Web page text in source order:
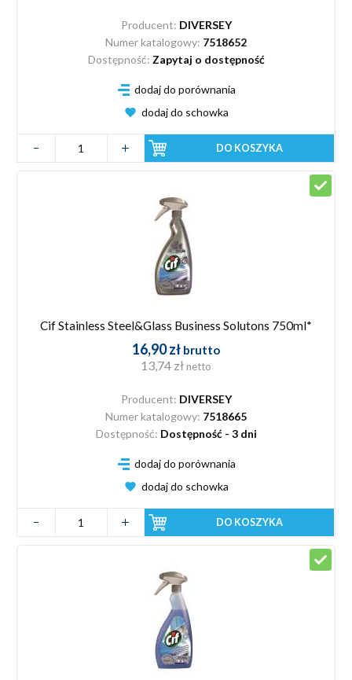
Producent: DIVERSEY
Numer katalogowy: 7518652
Dostępność: Zapytaj o dostępność
dodaj do porównania
dodaj do schowka
DO KOSZYKA
Cif Stainless Steel&Glass Business Solutons 750ml*
16,90 zł brutto
13,74 zł netto
Producent: DIVERSEY
Numer katalogowy: 7518665
Dostępność: Dostępność - 3 dni
dodaj do porównania
dodaj do schowka
DO KOSZYKA